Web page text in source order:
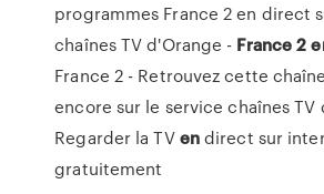
programmes France 2 en direct
chaînes TV d'Orange - France2
France 2 - Retrouvez cette
encore sur le service chaînes TV
Regarder la TVendirect sur
gratuitement